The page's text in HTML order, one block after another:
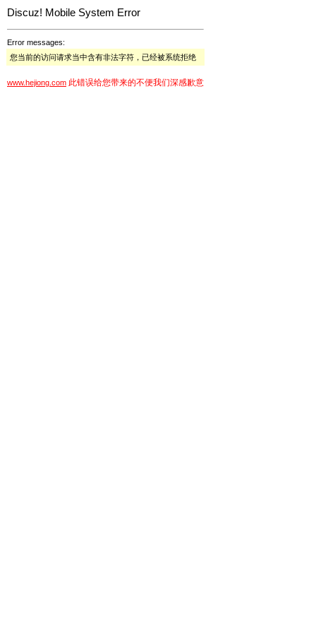
Discuz! Mobile System Error
Error messages:
您当前的访问请求当中含有非法字符，已经被系统拒绝
www.hejiong.com 此错误给您带来的不便我们深感歉意